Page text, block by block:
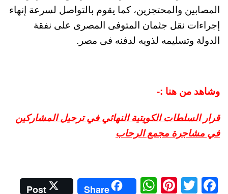
المصابين والمحتجزين، كما يقوم بالتواصل لسرعة إنهاء
إجراءات نقل جثمان المتوفى المصرى على نفقة
الدولة وتسليمه لذويه لدفنه فى مصر.
وشاهد من هنا :-
قرار السلطات الكويتية النهائي في ترحيل المشاركين
في مشاجرة مجمع الرحاب
Fa
T
Pi
W
Share
Post